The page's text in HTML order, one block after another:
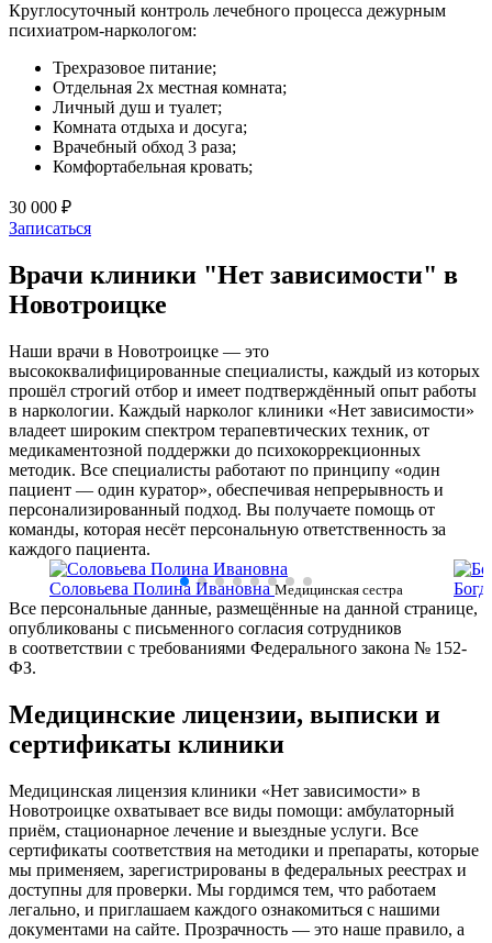
Круглосуточный контроль лечебного процесса дежурным
психиатром-наркологом:
Трехразовое питание;
Отдельная 2х местная комната;
Личный душ и туалет;
Комната отдыха и досуга;
Врачебный обход 3 раза;
Комфортабельная кровать;
30 000 ₽
Записаться
Врачи клиники "Нет зависимости" в
Новотроицке
Наши врачи в Новотроицке — это
высококвалифицированные специалисты, каждый из которых
прошёл строгий отбор и имеет подтверждённый опыт работы
в наркологии. Каждый нарколог клиники «Нет зависимости»
владеет широким спектром терапевтических техник, от
медикаментозной поддержки до психокоррекционных
методик. Все специалисты работают по принципу «один
пациент — один куратор», обеспечивая непрерывность и
персонализированный подход. Вы получаете помощь от
команды, которая несёт персональную ответственность за
каждого пациента.
Соловьева Полина Ивановна Медицинская сестра
Все персональные данные, размещённые на данной странице,
опубликованы с письменного согласия сотрудников
в соответствии с требованиями Федерального закона № 152-
ФЗ.
Медицинские лицензии, выписки и
сертификаты клиники
Медицинская лицензия клиники «Нет зависимости» в
Новотроицке охватывает все виды помощи: амбулаторный
приём, стационарное лечение и выездные услуги. Все
сертификаты соответствия на методики и препараты, которые
мы применяем, зарегистрированы в федеральных реестрах и
доступны для проверки. Мы гордимся тем, что работаем
легально, и приглашаем каждого ознакомиться с нашими
документами на сайте. Прозрачность — это наше правило, а